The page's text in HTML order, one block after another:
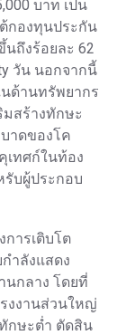
บาท เป็น
กองทุนประกัน
นถึงร้อยละ 62
วัน นอกจากนี้
นด้านทรัพยากร
สร้างทักษะ
าดของโค
เทศก์ในท้อง
รับผู้ประกอบ
ารเติบโต
ำลังแสดง
กลาง โดยที่
งงานส่วนใหญ่
กษะต่ำ ตัดสิน